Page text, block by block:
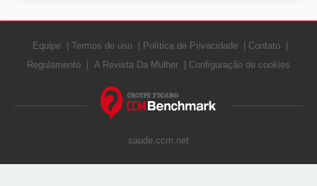
Equipe Termos de uso Política de Privacidade
Contato
Regulamento
A Revista Da Mulher Configuração de cookies
saude.ccm.net